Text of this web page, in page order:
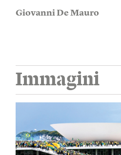
Giovanni De Mauro
Immagini